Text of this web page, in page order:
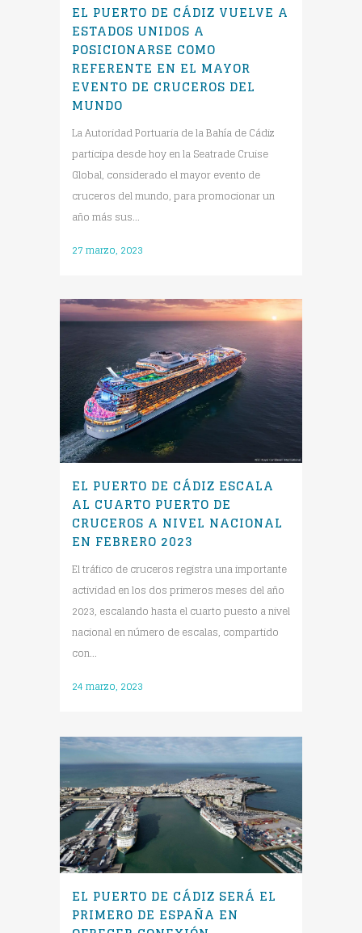
EL PUERTO DE CÁDIZ VUELVE A
ESTADOS UNIDOS A
POSICIONARSE COMO
REFERENTE EN EL MAYOR
EVENTO DE CRUCEROS DEL
MUNDO
La Autoridad Portuaria de la Bahía de Cádiz
participa desde hoy en la Seatrade Cruise
Global, considerado el mayor evento de
cruceros del mundo, para promocionar un
año más sus...
27 marzo, 2023
EL PUERTO DE CÁDIZ ESCALA
AL CUARTO PUERTO DE
CRUCEROS A NIVEL NACIONAL
EN FEBRERO 2023
El tráfico de cruceros registra una importante
actividad en los dos primeros meses del año
2023, escalando hasta el cuarto puesto a nivel
nacional en número de escalas, compartido
con...
24 marzo, 2023
EL PUERTO DE CÁDIZ SERÁ EL
PRIMERO DE ESPAÑA EN